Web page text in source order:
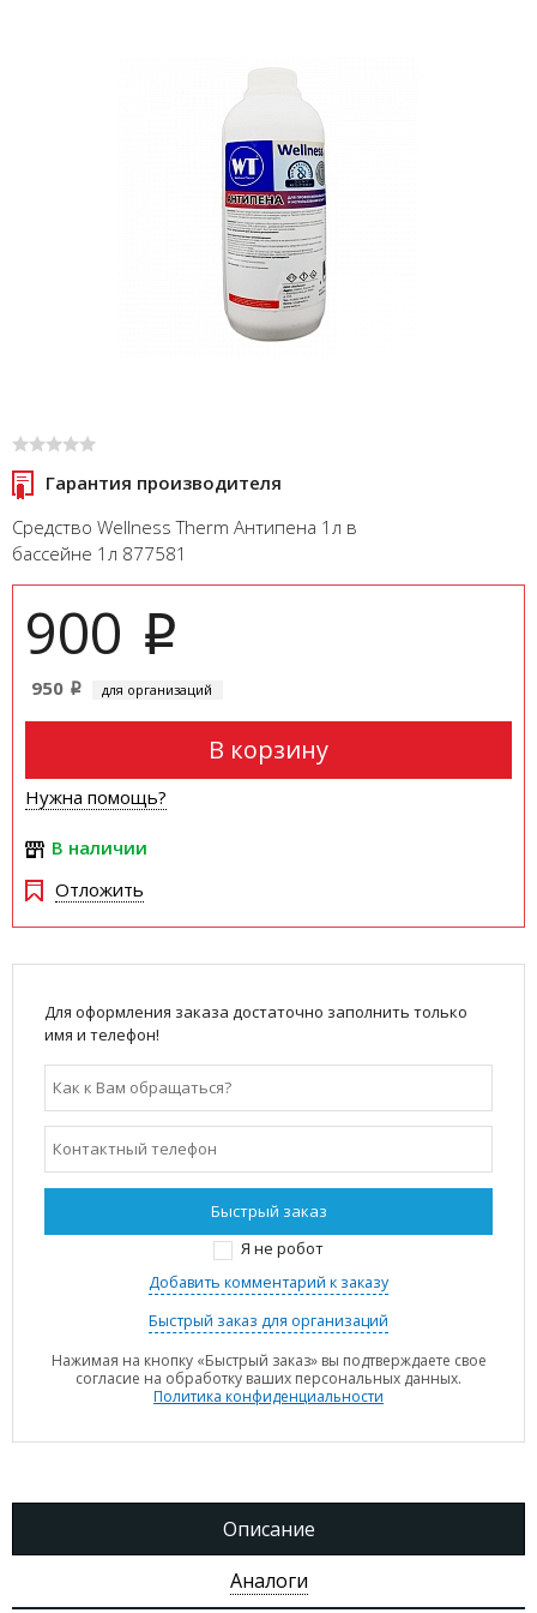
Гарантия производителя
Средство Wellness Therm Антипена 1л в
бассейне 1л 877581
900 i
950 i для организаций
В корзину
Нужна помощь?
В наличии
Отложить
Для оформления заказа достаточно заполнить только
имя и телефон!
Я не робот
Добавить комментарий к заказу
Быстрый заказ для организаций
Нажимая на кнопку «Быстрый заказ» вы подтверждаете свое
согласие на обработку ваших персональных данных.
Политика конфиденциальности
Описание
Аналоги